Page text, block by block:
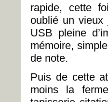
rapide, cette
oublié un vieux
USB pleine
mémoire,
de note.
Puis de cette
moins la